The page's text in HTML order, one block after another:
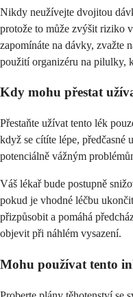
Nikdy neužívejte dvojitou
protože to může zvýšit riziko
zapomínáte na dávky, zvažte
použití organizéru na pilulky,
Kdy mohu přestat
Přestaňte užívat tento lék
když se cítíte lépe, předčasné
potenciálně vážným
Váš lékař bude postupně
pokud je vhodné léčbu
přizpůsobit a pomáhá
objevit při náhlém vysazení.
Mohu používat tento